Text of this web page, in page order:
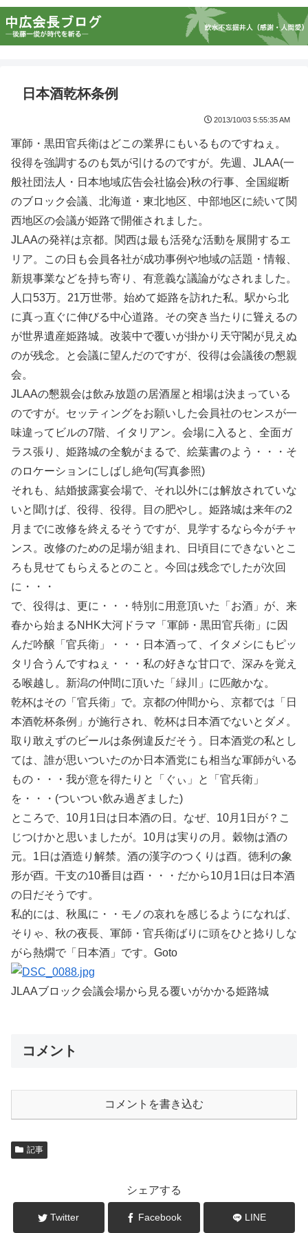
日本酒乾杯条例
2013/10/03 5:55:35 AM
軍師・黒田官兵衛はどこの業界にもいるものですねぇ。
役得を強調するのも気が引けるのですが。先週、JLAA(一
般社団法人・日本地域広告会社協会)秋の行事、全国縦断
のブロック会議、北海道・東北地区、中部地区に続いて関
西地区の会議が姫路で開催されました。
JLAAの発祥は京都。関西は最も活発な活動を展開するエ
リア。この日も会員各社が成功事例や地域の話題・情報、
新規事業などを持ち寄り、有意義な議論がなされました。
人口53万。21万世帯。始めて姫路を訪れた私。駅から北
に真っ直ぐに伸びる中心道路。その突き当たりに聳えるの
が世界遺産姫路城。改装中で覆いが掛かり天守閣が見えぬ
のが残念。と会議に望んだのですが、役得は会議後の懇親
会。
JLAAの懇親会は飲み放題の居酒屋と相場は決まっている
のですが。セッティングをお願いした会員社のセンスが一
味違ってビルの7階、イタリアン。会場に入ると、全面ガ
ラス張り、姫路城の全貌がまるで、絵葉書のよう・・・そ
のロケーションにしばし絶句(写真参照)
それも、結婚披露宴会場で、それ以外には解放されていな
いと聞けば、役得、役得。目の肥やし。姫路城は来年の2
月までに改修を終えるそうですが、見学するなら今がチャ
ンス。改修のための足場が組まれ、日頃目にできないとこ
ろも見せてもらえるとのこと。今回は残念でしたが次回
に・・・
で、役得は、更に・・・特別に用意頂いた「お酒」が、来
春から始まるNHK大河ドラマ「軍師・黒田官兵衛」に因
んだ吟醸「官兵衛」・・・日本酒って、イタメシにもピッ
タリ合うんですねぇ・・・私の好きな甘口で、深みを覚え
る喉越し。新潟の仲間に頂いた「緑川」に匹敵かな。
乾杯はその「官兵衛」で。京都の仲間から、京都では「日
本酒乾杯条例」が施行され、乾杯は日本酒でないとダメ。
取り敢えずのビールは条例違反だそう。日本酒党の私とし
ては、誰が思いついたのか日本酒党にも相当な軍師がいる
もの・・・我が意を得たりと「ぐぃ」と「官兵衛」
を・・・(ついつい飲み過ぎました)
ところで、10月1日は日本酒の日。なぜ、10月1日が？こ
じつけかと思いましたが。10月は実りの月。穀物は酒の
元。1日は酒造り解禁。酒の漢字のつくりは酉。徳利の象
形が酉。干支の10番目は酉・・・だから10月1日は日本酒
の日だそうです。
私的には、秋風に・・モノの哀れを感じるようになれば、
そりゃ、秋の夜長、軍師・官兵衛ばりに頭をひと捻りしな
がら熱燗で「日本酒」です。Goto
JLAAブロック会議会場から見る覆いがかかる姫路城
コメント
コメントを書き込む
記事
シェアする
Twitter Facebook LINE